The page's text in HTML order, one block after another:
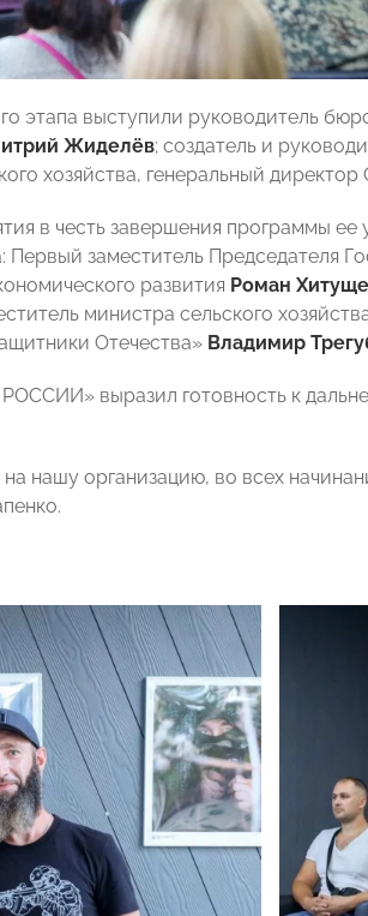
этапа выступили руководитель
Жиделёв; создатель и
хозяйства, генеральный
в честь завершения программы ее
Первый заместитель Председателя
развития Роман
министра сельского
Отечества» Владимир
выразил готовность к
нашу организацию, во всех